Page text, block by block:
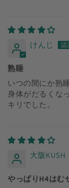
けんじ
熟睡
いつの間にか熟
身体がだるくな
キリでした。
大阪KUSH
やっぱりH4はむ